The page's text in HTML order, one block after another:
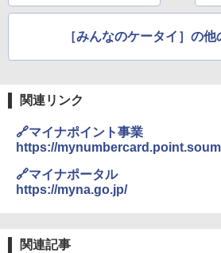
［みんなのケータイ］の
関連リンク
🔗マイナポイント事業
https://
🔗マイナポータル
https://myna.go.jp/
関連記事